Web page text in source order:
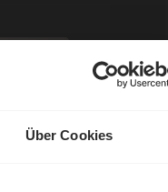
Über Cookies